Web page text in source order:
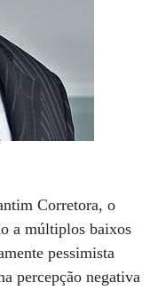
Corretora, o
a múltiplos baixos
pessimista
percepção negativa